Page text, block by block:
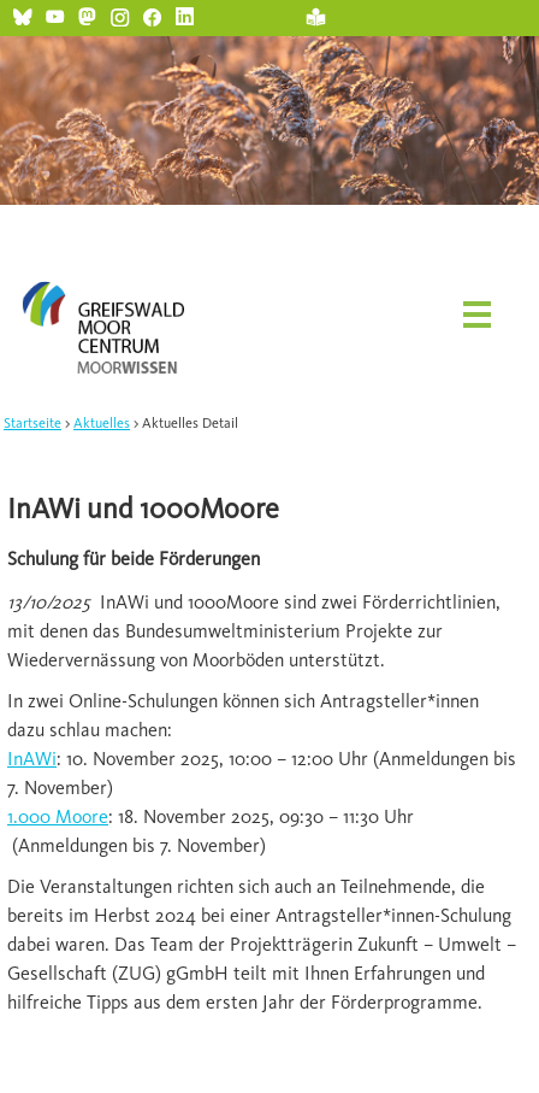
Startseite Aktuelles Aktuelles Detail
InAWi und 1000Moore
Schulung für beide Förderungen
13/10/2025InAWi und 1000Moore sind zwei Förderrichtlinien,
mit denen das Bundesumweltministerium Projekte zur
Wiedervernässung von Moorböden unterstützt.
In zwei Online-Schulungen können sich Antragsteller*innen
dazu schlau machen:
InAWi: 10. November 2025, 10:00 – 12:00 Uhr (Anmeldungen bis
7. November)
1.000 Moore: 18. November 2025, 09:30 – 11:30 Uhr
(Anmeldungen bis 7. November)
Die Veranstaltungen richten sich auch an Teilnehmende, die
bereits im Herbst 2024 bei einer Antragsteller*innen-Schulung
dabei waren. Das Team der Projektträgerin Zukunft – Umwelt –
Gesellschaft (ZUG) gGmbH teilt mit Ihnen Erfahrungen und
hilfreiche Tipps aus dem ersten Jahr der Förderprogramme.